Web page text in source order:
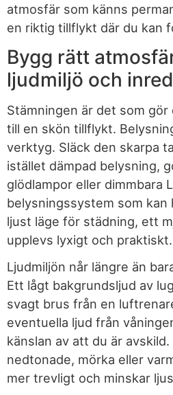
atmosfär som känns
en riktig tillflykt där du kan
Bygg rätt
ljudmiljö och
Stämningen är det som gör
till en skön tillflykt.
verktyg. Släck den skarpa
istället dämpad belysning,
glödlampor eller dimmbara
belysningssystem som kan
ljust läge för städning, ett
upplevs lyxigt och praktiskt.
Ljudmiljön når längre än
Ett lågt bakgrundsljud av
svagt brus från en
eventuella ljud från
känslan av att du är
nedtonade, mörka eller
mer trevligt och minskar